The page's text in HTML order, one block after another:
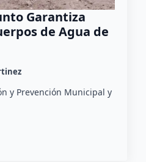
Garantiza
de Agua de
y Prevención Municipal y